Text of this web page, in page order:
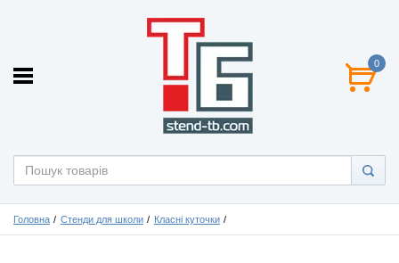
0
Головна Стенди для школи Класні куточки